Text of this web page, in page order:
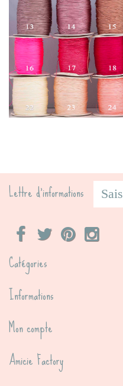
Lettre d'informations
Catégories
Informations
Mon compte
Amicie Factory